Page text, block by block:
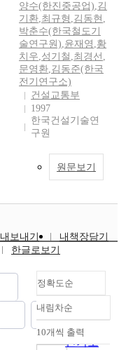
양수(한진중공업),김
기환,최규형 ,김동현 ,
박춘수(한국철도기
술연구원),윤재영 ,황
치우,성기철 ,최경선 ,
문영환,김동준(한국
전기연구소)
건설교통부
1997
한국건설기술연
구원
원문보기
내보내기
내책장담기
한글로보기
정확도순
정확도
순
인기도
내림차순
내림차순
10개씩 출력